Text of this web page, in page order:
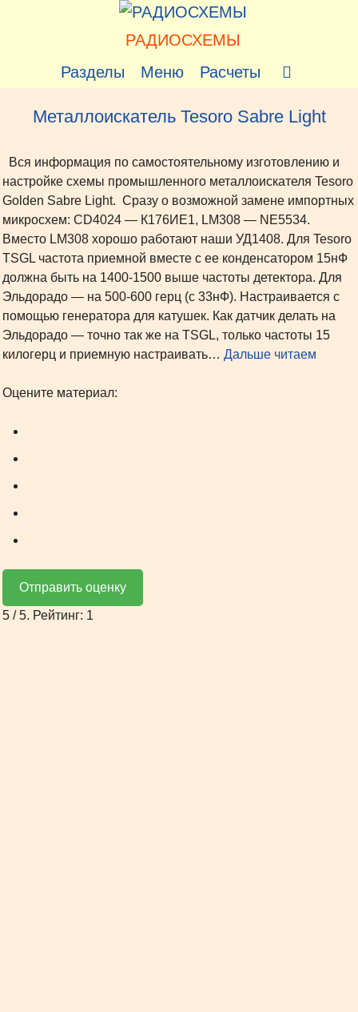
РАДИОСХЕМЫ
Разделы
Меню Расчеты
Металлоискатель Tesoro Sabre Light
Вся информация по самостоятельному изготовлению и
настройке схемы промышленного металлоискателя Tesoro
Golden Sabre Light. Сразу о возможной замене импортных
микросхем: CD4024 — К176ИЕ1, LM308 — NE5534.
Вместо LM308 хорошо работают наши УД1408. Для Tesoro
TSGL частота приемной вместе с ее конденсатором 15нФ
должна быть на 1400-1500 выше частоты детектора. Для
Эльдорадо — на 500-600 герц (с 33нФ). Настраивается с
помощью генератора для катушек. Как датчик делать на
Эльдорадо — точно так же на TSGL, только частоты 15
килогерц и приемную настраивать… Дальше читаем
Оцените материал:
Отправить оценку
5 / 5. Рейтинг: 1